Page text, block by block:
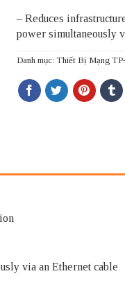
– Reduces
power simultaneously
Danh mục: Thiết Bị Mạng
via an Ethernet cable